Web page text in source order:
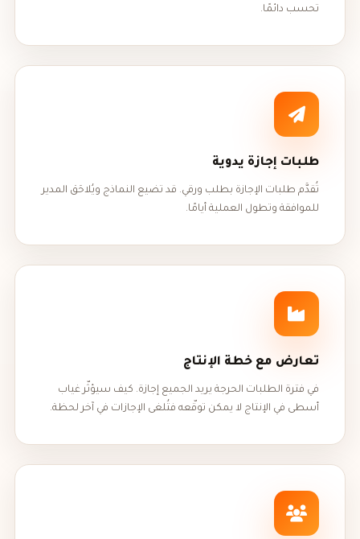
تحسب دائمًا.
طلبات إجازة يدوية
تُقدَّم طلبات الإجازة بطلب ورقي. قد تضيع النماذج ويُلاحَق المدير
للموافقة وتطول العملية أيامًا.
تعارض مع خطة الإنتاج
في فترة الطلبات الحرجة يريد الجميع إجازة. كيف سيؤثّر غياب
أسطى في الإنتاج لا يمكن توقّعه فتُلغى الإجازات في آخر لحظة.